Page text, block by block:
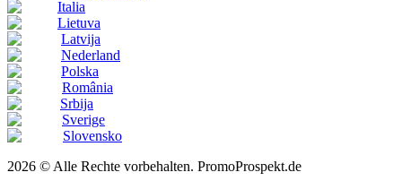
Italia
Lietuva
Latvija
Nederland
Polska
România
Srbija
Sverige
Slovensko
2026 © Alle Rechte vorbehalten. PromoProspekt.de